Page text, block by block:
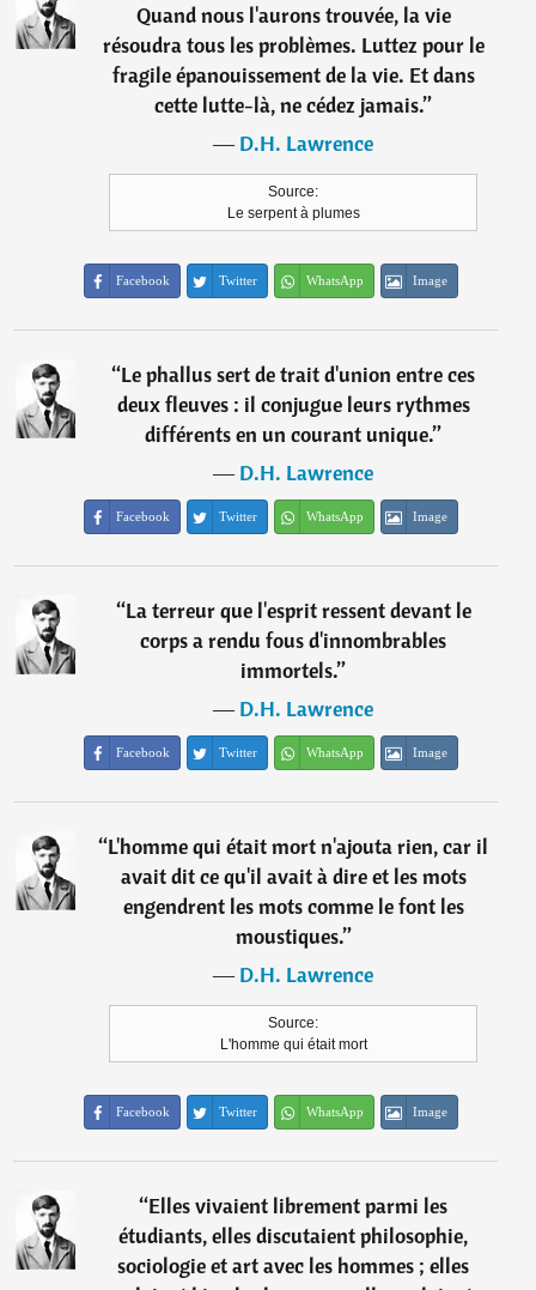
Quand nous l'aurons trouvée, la vie
résoudra tous les problèmes. Luttez pour le
fragile épanouissement de la vie. Et dans
cette lutte-là, ne cédez jamais.”
―D.H. Lawrence
Source:
Le serpent à plumes
Facebook Twitter WhatsApp Image
“Le phallus sert de trait d'union entre ces
deux fleuves : il conjugue leurs rythmes
différents en un courant unique.”
―D.H. Lawrence
Facebook Twitter WhatsApp Image
“La terreur que l'esprit ressent devant le
corps a rendu fous d'innombrables
immortels.”
―D.H. Lawrence
Facebook Twitter WhatsApp Image
“L'homme qui était mort n'ajouta rien, car il
avait dit ce qu'il avait à dire et les mots
engendrent les mots comme le font les
moustiques.”
―D.H. Lawrence
Source:
L'homme qui était mort
Facebook Twitter WhatsApp Image
“Elles vivaient librement parmi les
étudiants, elles discutaient philosophie,
sociologie et art avec les hommes ; elles